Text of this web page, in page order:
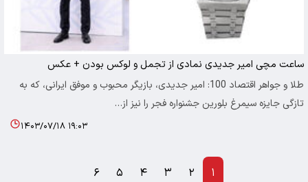
ساعت مچی امیر جدیدی نمادی از تجمل و لوکس بودن + عکس
طلا و جواهر اقتصاد 100: امیر جدیدی، بازیگر محبوب و موفق ایرانی، که به
تازگی جایزه سیمرغ بلورین جشنواره فجر را نیز از…
۱۴۰۳/۰۷/۱۸ ۱۹:۰۳
۱ ۲ ۳ ۴ ۵ ۶